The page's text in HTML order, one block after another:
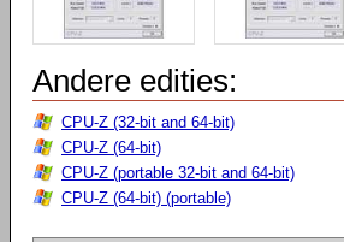
Andere edities:
CPU-Z (32-bit and 64-bit)
CPU-Z (64-bit)
CPU-Z (portable 32-bit and 64-bit)
CPU-Z (64-bit) (portable)